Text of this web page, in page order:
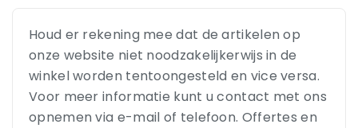
Houd er rekening mee dat de artikelen op
onze website niet noodzakelijkerwijs in de
winkel worden tentoongesteld en vice versa.
Voor meer informatie kunt u contact met ons
opnemen via e-mail of telefoon. Offertes en